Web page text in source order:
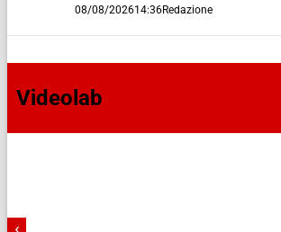
08/08/202614:36Redazione
Videolab